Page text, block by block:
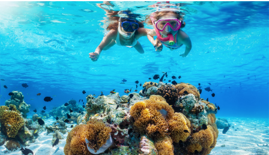
7 dagen per week beschikbaar
10+ miljoen leden